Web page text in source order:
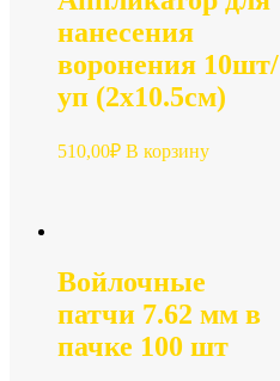
нанесения
воронения 10шт/
уп (2х10.5см)
510,00₽ В корзину
Войлочные
патчи 7.62 мм в
пачке 100 шт